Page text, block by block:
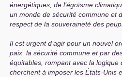
énergétiques, de l’égoïsme
un monde de sécurité commune et
respect de la souveraineté des
Il est urgent d’agir pour un nouvel
paix, la sécurité commune et par
équitables, rompant avec la logique
cherchent à imposer les États-Unis